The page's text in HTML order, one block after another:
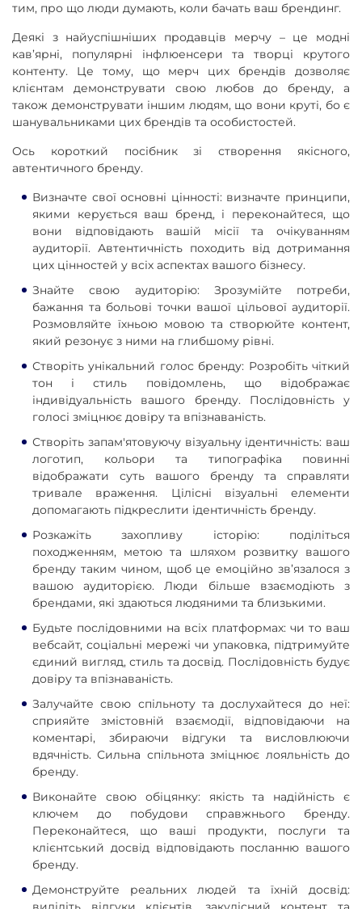
тим, про що люди думають, коли бачать ваш брендинг.
Деякі з найуспішніших продавців мерчу – це модні
кав’ярні, популярні інфлюенсери та творці крутого
контенту. Це тому, що мерч цих брендів дозволяє
клієнтам демонструвати свою любов до бренду, а
також демонструвати іншим людям, що вони круті, бо є
шанувальниками цих брендів та особистостей.
Ось короткий посібник зі створення якісного,
автентичного бренду.
Визначте свої основні цінності: визначте принципи,
якими керується ваш бренд, і переконайтеся, що
вони відповідають вашій місії та очікуванням
аудиторії. Автентичність походить від дотримання
цих цінностей у всіх аспектах вашого бізнесу.
Знайте свою аудиторію: Зрозумійте потреби,
бажання та больові точки вашої цільової аудиторії.
Розмовляйте їхньою мовою та створюйте контент,
який резонує з ними на глибшому рівні.
Створіть унікальний голос бренду: Розробіть чіткий
тон і стиль повідомлень, що відображає
індивідуальність вашого бренду. Послідовність у
голосі зміцнює довіру та впізнаваність.
Створіть запам'ятовуючу візуальну ідентичність: ваш
логотип, кольори та типографіка повинні
відображати суть вашого бренду та справляти
тривале враження. Цілісні візуальні елементи
допомагають підкреслити ідентичність бренду.
Розкажіть захопливу історію: поділіться
походженням, метою та шляхом розвитку вашого
бренду таким чином, щоб це емоційно зв’язалося з
вашою аудиторією. Люди більше взаємодіють з
брендами, які здаються людяними та близькими.
Будьте послідовними на всіх платформах: чи то ваш
вебсайт, соціальні мережі чи упаковка, підтримуйте
єдиний вигляд, стиль та досвід. Послідовність будує
довіру та впізнаваність.
Залучайте свою спільноту та дослухайтеся до неї:
сприяйте змістовній взаємодії, відповідаючи на
коментарі, збираючи відгуки та висловлюючи
вдячність. Сильна спільнота зміцнює лояльність до
бренду.
Виконайте свою обіцянку: якість та надійність є
ключем до побудови справжнього бренду.
Переконайтеся, що ваші продукти, послуги та
клієнтський досвід відповідають посланню вашого
бренду.
Демонструйте реальних людей та їхній досвід: